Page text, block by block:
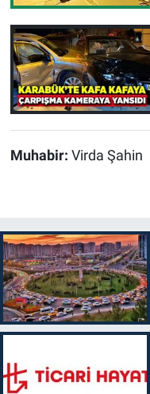
Muhabir: Virda Şahin